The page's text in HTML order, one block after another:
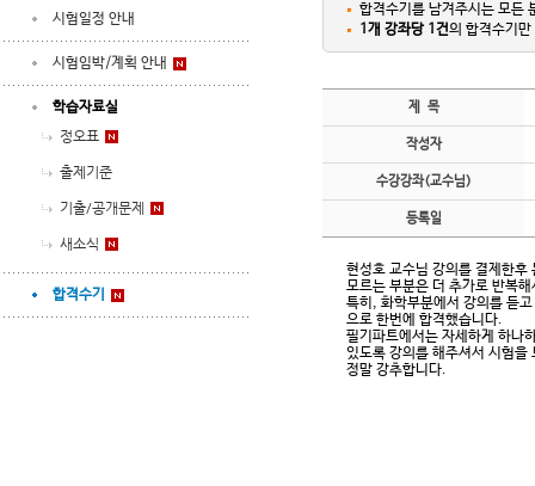
시험일정 안내
시험임박/계획 안내
학습자료실
정오표
출제기준
기출/공개문제
새소식
합격수기
합격수기를 남겨주시는 모든
1개 강좌당 1건의 합격수기
제 목
작성자
수강강좌(교수님)
등록일
현성호 교수님 강의를 결제한후
모르는 부분은 더 추가로 반복
특히, 화학부분에서 강의를 듣
으로 한번에 합격했습니다.
필기파트에서는 자세하게 하나
있도록 강의를 해주셔서 시험
정말 강추합니다.